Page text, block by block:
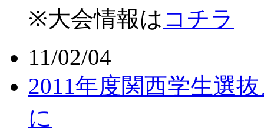
※大会情報は コチラ
11/02/04
2011年度関西学生選
に